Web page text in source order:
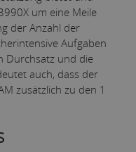
um eine Meile
der Anzahl der
Aufgaben
Durchsatz und die
auch, dass der
zusätzlich zu den 1